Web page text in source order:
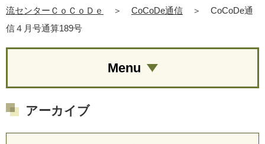
流センターＣｏＣｏＤｅ
＞ CoCoDe通信 ＞
CoCoDe通
信４月号通算189号
Menu
アーカイブ